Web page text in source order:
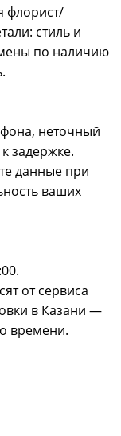
флорист/
стиль и
по наличию
неточный
задержке.
данные при
ваших
от сервиса
в Казани —
времени.